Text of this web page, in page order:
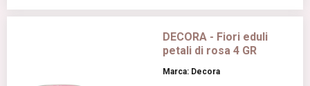
DECORA - Fiori eduli
petali di rosa 4 GR
Marca: Decora